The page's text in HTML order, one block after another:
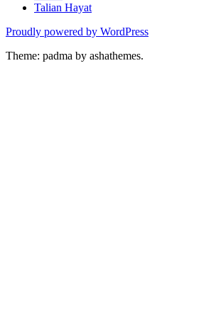
Talian Hayat
Proudly powered by WordPress
Theme: padma by ashathemes.